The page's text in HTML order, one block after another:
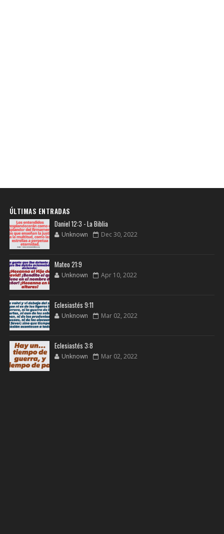
ÚLTIMAS ENTRADAS
Daniel 12:3 - La Biblia
Unknown Dec 30, 2022
Mateo 21:9
Unknown Apr 10, 2022
Eclesiastés 9:11
Unknown Mar 02, 2022
Eclesiastés 3:8
Unknown Mar 02, 2022